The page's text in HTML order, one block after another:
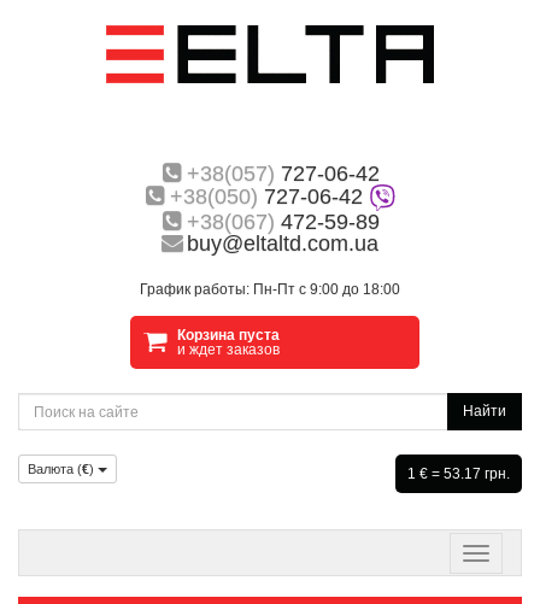
+38(057) 727-06-42
+38(050) 727-06-42
+38(067) 472-59-89
buy@eltaltd.com.ua
График работы: Пн-Пт с 9:00 до 18:00
Корзина пуста
и ждет заказов
Найти
Валюта (€) 1 € = 53.17 грн.